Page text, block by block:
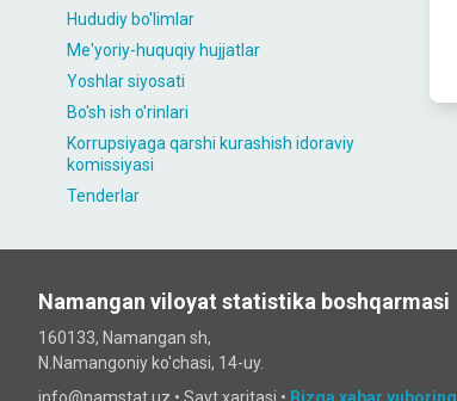
Hududiy bo'limlar
Me'yoriy-huquqiy hujjatlar
Yoshlar siyosati
Bo'sh ish o'rinlari
Korrupsiyaga qarshi kurashish idoraviy
komissiyasi
Tenderlar
Namangan viloyat statistika boshqarmasi
160133, Namangan sh,
N.Namangoniy ko'chasi, 14-uy.